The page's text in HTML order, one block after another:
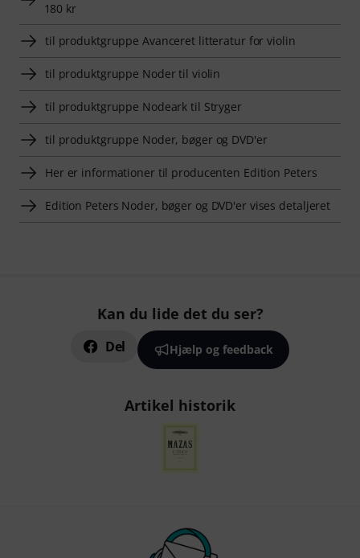
180 kr
til produktgruppe Avanceret litteratur for violin
til produktgruppe Noder til violin
til produktgruppe Nodeark til Stryger
til produktgruppe Noder, bøger og DVD'er
Her er informationer til producenten Edition Peters
Edition Peters Noder, bøger og DVD'er vises detaljeret
Kan du lide det du ser?
Del Hjælp og feedback
Artikel historik